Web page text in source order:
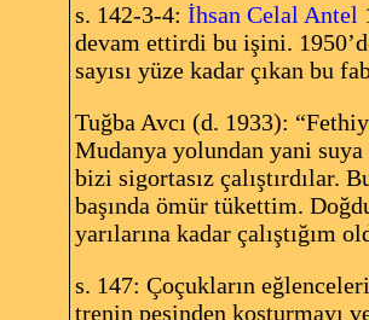
s. 142-3-4: İhsan Celal Antel
devam ettirdi bu işini.
sayısı yüze kadar çıkan bu
Tuğba Avcı (d. 1933):
Mudanya yolundan yani suya
bizi sigortasız çalıştırdılar.
başında ömür tükettim.
yarılarına kadar çalıştığım
s. 147: Çoçukların
trenin peşinden koşturmayı